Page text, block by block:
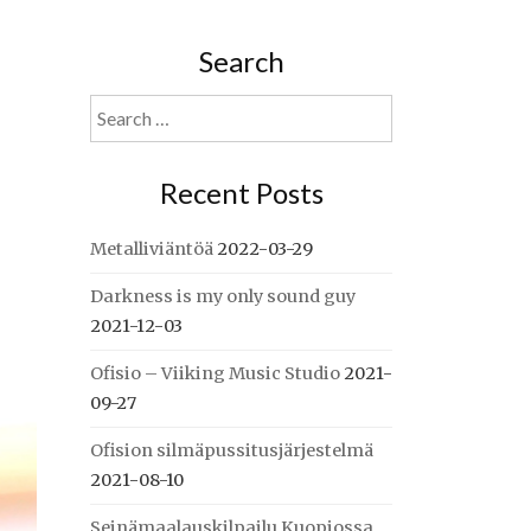
Search
Search
for:
Recent Posts
Metalliviäntöä 2022-03-29
Darkness is my only sound guy
2021-12-03
Ofisio – Viiking Music Studio 2021-
09-27
Ofision silmäpussitusjärjestelmä
2021-08-10